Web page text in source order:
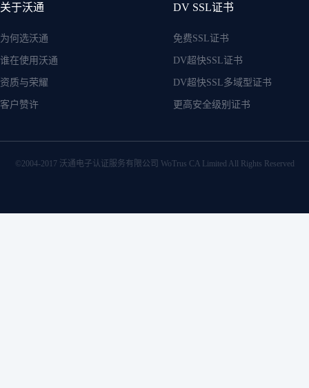
关于沃通
为何选沃通
谁在使用沃通
资质与荣耀
客户赞许
DV SSL证书
免费SSL证书
DV超快SSL证书
DV超快SSL多域型证书
更高安全级别证书
©2004-2017 沃通电子认证服务有限公司 WoTrus CA Limited All Rights Reserved